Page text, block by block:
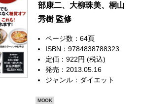
部康二、大柳珠美、桐山
秀樹 監修
ページ数：64頁
ISBN：9784838788323
定価：922円 (税込)
発売：2013.05.16
ジャンル： ダイエット
MOOK